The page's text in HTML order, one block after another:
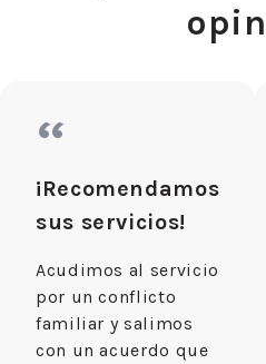
“
¡Recomendamos
sus servicios!
Acudimos al servicio
por un conflicto
familiar y salimos
con un acuerdo que